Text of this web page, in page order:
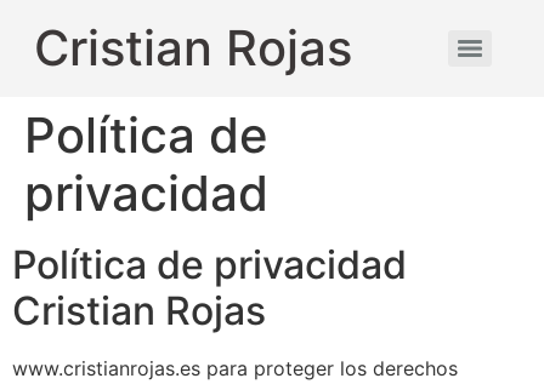
Cristian Rojas
Política de
privacidad
Política de privacidad
Cristian Rojas
www.cristianrojas.es para proteger los derechos